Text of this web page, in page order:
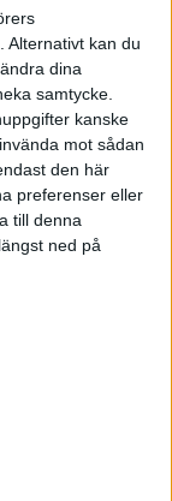
Alternativt kan du
dina
samtycke.
kanske
mot sådan
den här
preferenser eller
till denna
ned på
eller det